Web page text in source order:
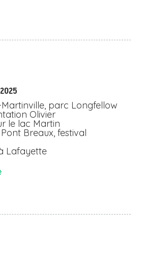
Martinville, parc Longfellow
Olivier
le lac Martin
Breaux, festival
Lafayette